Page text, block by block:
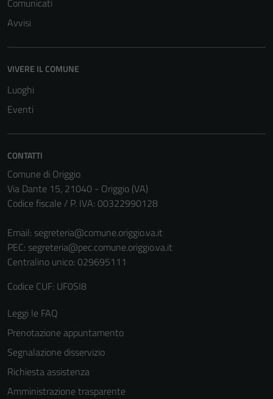
Avvisi
VIVERE IL COMUNE
Luoghi
Eventi
CONTATTI
Comune di Origgio
Via Dante 15, 21040 - Origgio (VA)
Codice fiscale / P. IVA: 00322990128
Email: segreteria@comune.origgio.va.it
PEC: segreteria@pec.comune.origgio.va.it
Centralino unico: 029695111
Codice CUF: UF0SI8
Leggi le FAQ
Prenotazione appuntamento
Segnalazione disservizio
Richiesta assistenza
Amministrazione trasparente